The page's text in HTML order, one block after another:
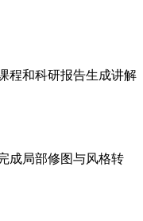
程和科研报告生成讲解
成局部修图与风格转